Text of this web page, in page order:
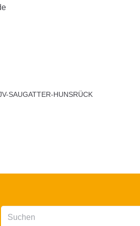
SAUGATTER-HUNSRÜCK